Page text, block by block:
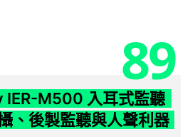
89
IER-M500 入耳式監聽
、後製監聽與人聲利器